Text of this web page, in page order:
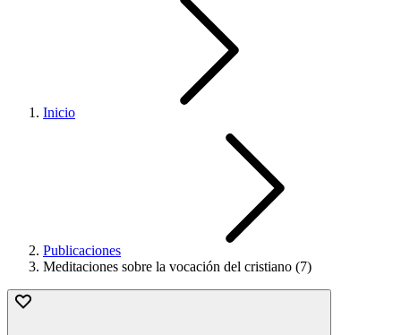
Inicio
Publicaciones
Meditaciones sobre la vocación del cristiano (7)